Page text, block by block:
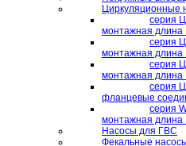
Циркуляционные
серия
монтажная длина
серия
монтажная длина
серия
монтажная длина
серия
фланцевые
серия
монтажная длина
Насосы для ГВС
Фекальные